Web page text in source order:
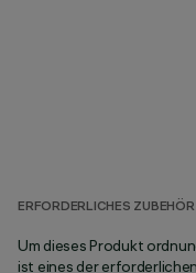
ERFORDERLICHES ZUBEHÖR
Um dieses Produkt
ist eines der